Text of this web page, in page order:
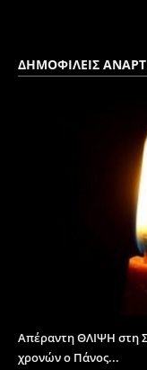
ΔΗΜΟΦΙΛΕΙΣ
Απέραντη ΘΛΙΨΗ στη
χρονών ο Πάνος...